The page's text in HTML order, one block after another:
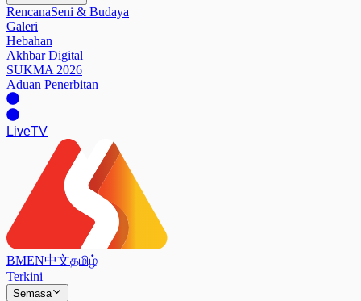
RencanaSeni & Budaya
Galeri
Hebahan
Akhbar Digital
SUKMA 2026
Aduan Penerbitan
LiveTV
BMEN中文தமிழ்
Terkini
Semasa